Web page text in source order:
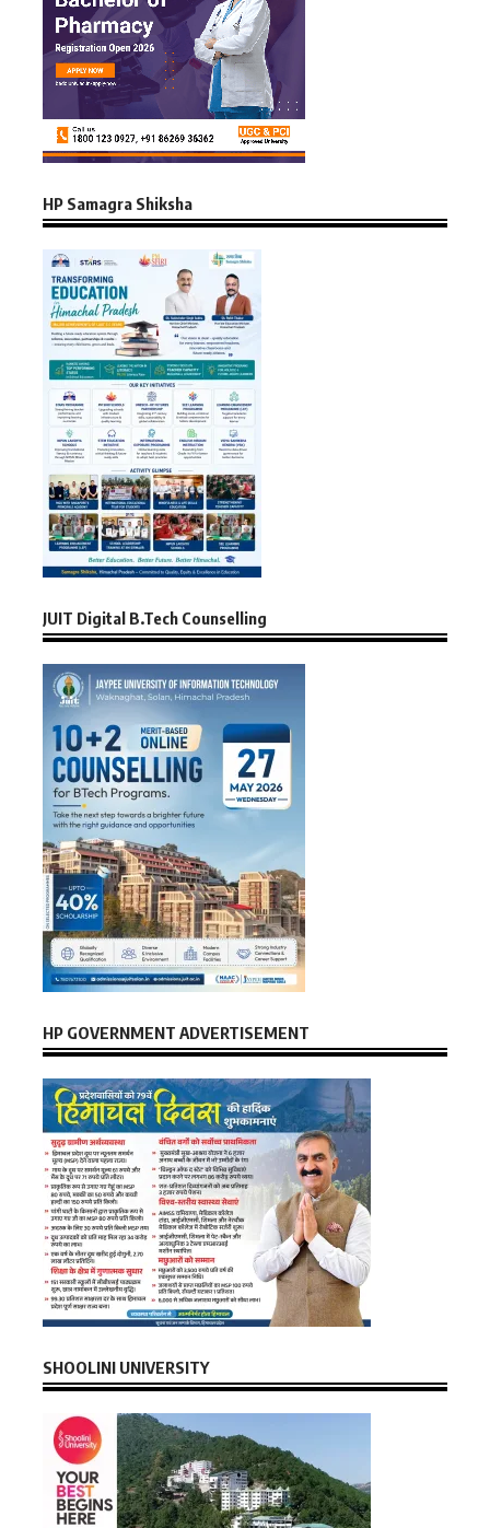
HP Samagra Shiksha
JUIT Digital B.Tech Counselling
HP GOVERNMENT ADVERTISEMENT
SHOOLINI UNIVERSITY